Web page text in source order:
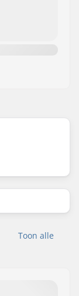
Toon alle